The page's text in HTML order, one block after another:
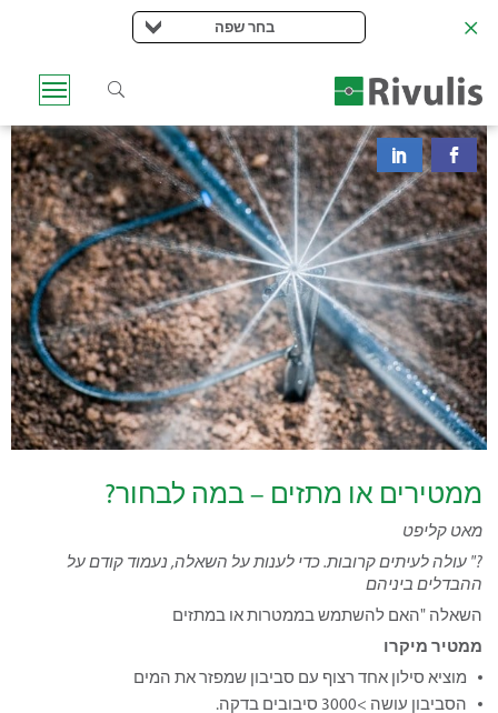
בחר שפה
ממטירים או מתזים – במה לבחור?
מאט קליפט
?" עולה לעיתים קרובות. כדי לענות על השאלה, נעמוד קודם על
ההבדלים ביניהם
השאלה "האם להשתמש בממטרות או במתזים
ממטיר מיקרו
מוציא סילון אחד רצוף עם סביבון שמפזר את המים
הסביבון עושה >3000 סיבובים בדקה.